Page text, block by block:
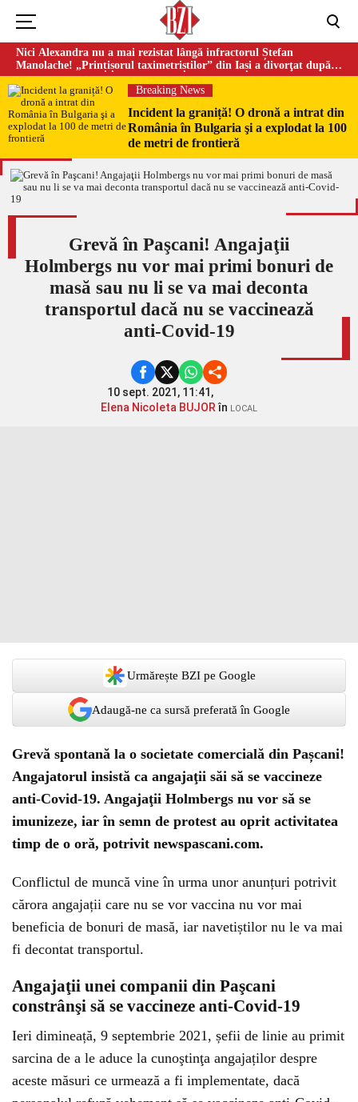
Nici Alexandra nu a mai rezistat lângă infractorul Ștefan
Manolache! „Prințișorul taximetriștilor” din Iași a divorţat după
doi ani de căsnicie
Breaking News
Incident la graniță! O dronă a intrat din
România în Bulgaria şi a explodat la 100
de metri de frontieră
Grevă în Paşcani! Angajaţii
Holmbergs nu vor mai primi bonuri de
masă sau nu li se va mai deconta
transportul dacă nu se vaccinează
anti-Covid-19
10 sept. 2021, 11:41,
Elena Nicoleta BUJORîn LOCAL
Urmărește BZI pe Google
Adaugă-ne ca sursă preferată în Google
Grevă spontană la o societate comercială din Pașcani!
Angajatorul insistă ca angajaţii săi să se vaccineze
anti-Covid-19. Angajaţii Holmbergs nu vor să se
imunizeze, iar în semn de protest au oprit activitatea
timp de o oră, potrivit newspascani.com.
Conflictul de muncă vine în urma unor anunțuri potrivit
cărora angajații care nu se vor vaccina nu vor mai
beneficia de bonuri de masă, iar navetiștilor nu le va mai
fi decontat transportul.
Angajaţii unei companii din Paşcani
constrânşi să se vaccineze anti-Covid-19
Ieri dimineață, 9 septembrie 2021, șefii de linie au primit
sarcina de a le aduce la cunoştinţa angajaților despre
aceste măsuri ce urmează a fi implementate, dacă